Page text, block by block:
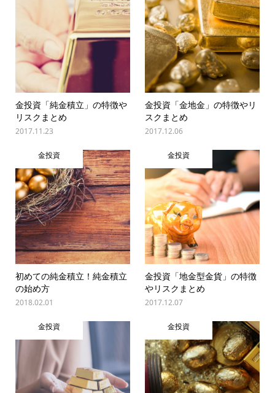
金投資「純金積立」の特徴や
リスクまとめ
2017.11.23
金投資「金地金」の特徴やリ
スクまとめ
2017.12.06
金投資
初めての純金積立！純金積立
の始め方
2018.02.01
金投資
金投資「地金型金貨」の特徴
やリスクまとめ
2017.12.07
金投資 金投資